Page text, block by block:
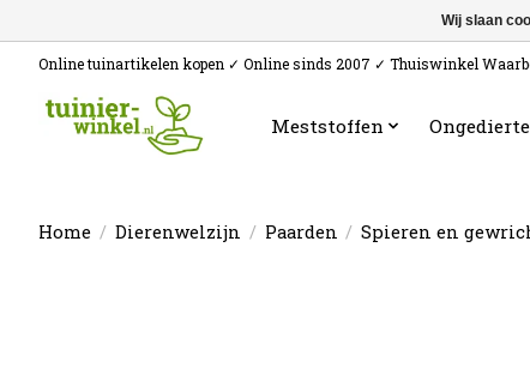
Online tuinartikelen kopen ✓ Online sinds 2007 ✓ Thuiswinkel
Meststoffen
Home / Dierenwelzijn / Paarden / Spieren en
Wij slaan